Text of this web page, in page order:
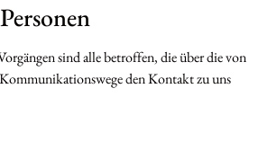
sind alle betroffen, die über die von
den Kontakt zu uns